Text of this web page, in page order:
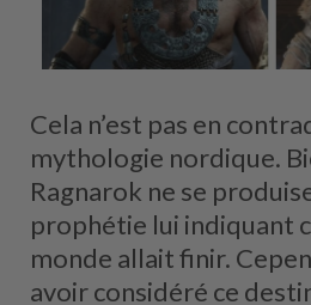
Cela n’est pas en
mythologie nordique.
Ragnarok ne se
prophétie lui indiquant
monde allait finir.
avoir considéré ce